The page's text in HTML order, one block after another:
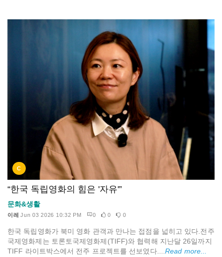
C
“한국 독립영화의 힘은 '자유'”
문화&생활
이레 Jun 03 2026 10:32 PM 0 0 0
한국 독립영화가 북미 영화 관객과 만나는 접점을 넓히고 있다.전주
국제영화제는 토론토국제영화제(TIFF)와 협력해 지난달 26일까지
TIFF 라이트박스에서 전주 프로젝트를 선보였다.... Read more...